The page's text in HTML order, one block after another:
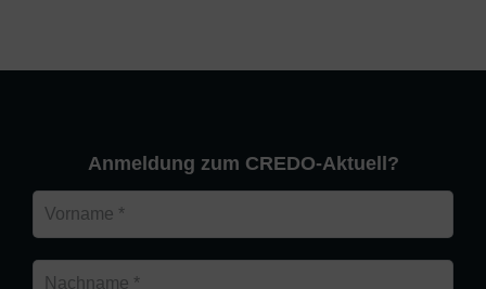
Anmeldung zum CREDO-Aktuell?